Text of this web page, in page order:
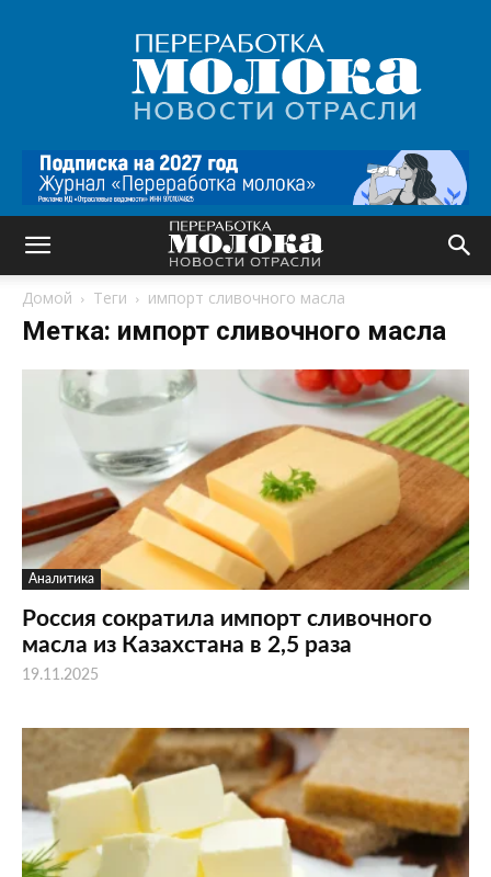
Переработка
молока
|
Новости
Домой Теги импорт сливочного масла
Метка: импорт сливочного масла
Аналитика
Россия сократила импорт сливочного
масла из Казахстана в 2,5 раза
19.11.2025